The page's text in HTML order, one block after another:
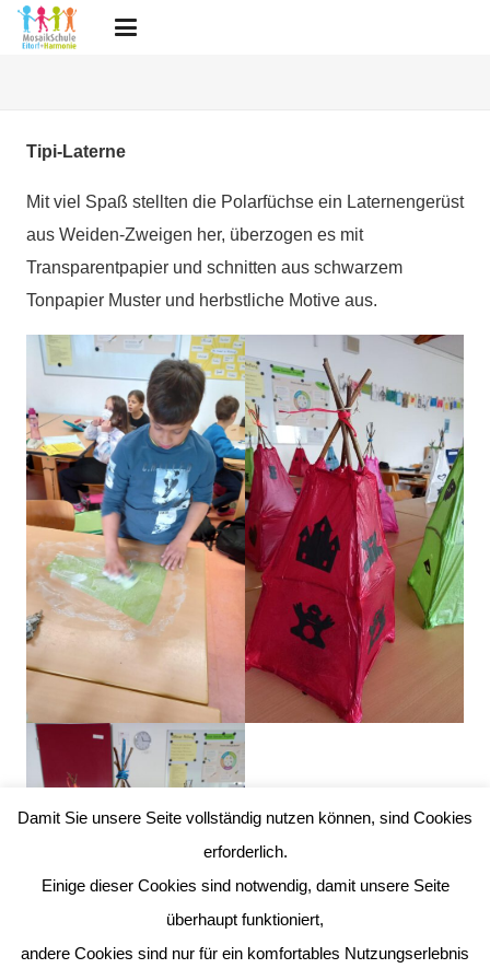
Tipi-Laterne
Mit viel Spaß stellten die Polarfüchse ein Laternengerüst
aus Weiden-Zweigen her, überzogen es mit
Transparentpapier und schnitten aus schwarzem
Tonpapier Muster und herbstliche Motive aus.
Damit Sie unsere Seite vollständig nutzen können, sind Cookies
erforderlich.
Einige dieser Cookies sind notwendig, damit unsere Seite
überhaupt funktioniert,
andere Cookies sind nur für ein komfortables Nutzungserlebnis